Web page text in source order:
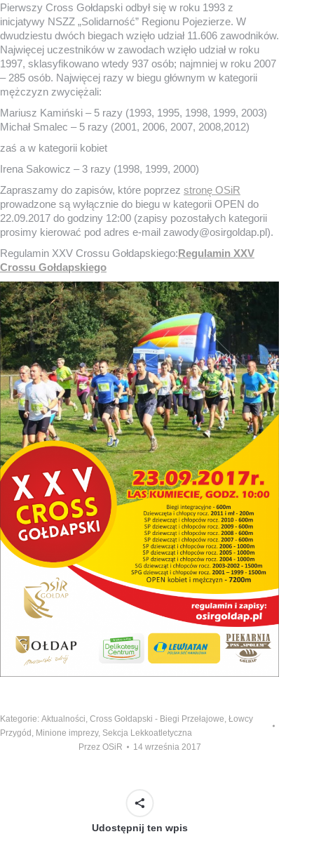
Pierwszy Cross Gołdapski odbył się w roku 1993 z
inicjatywy NSZZ „Solidarność” Regionu Pojezierze. W
dwudziestu dwóch biegach wzięło udział 11.606 zawodników.
Najwięcej uczestników w zawodach wzięło udział w roku
1997, sklasyfikowano wtedy 937 osób; najmniej w roku 2007
– 285 osób. Najwięcej razy w biegu głównym w kategorii
mężczyzn zwyciężali:
Mariusz Kamiński – 5 razy (1993, 1995, 1998, 1999, 2003)
Michał Smalec – 5 razy (2001, 2006, 2007, 2008,2012)
zaś a w kategorii kobiet
Irena Sakowicz – 3 razy (1998, 1999, 2000)
Zapraszamy do zapisów, które poprzez stronę OSiR
prowadzone są wyłącznie do biegu w kategorii OPEN do
22.09.2017 do godziny 12:00 (zapisy pozostałych kategorii
prosimy kierować pod adres e-mail zawody@osirgoldap.pl).
Regulamin XXV Crossu Gołdapskiego:Regulamin XXV
Crossu Gołdapskiego
Kategorie: Aktualności Cross Gołdapski - Biegi Przełajowe Łowcy
Przygód Minione imprezy, Sekcja Lekkoatletyczna
Przez OSiR 14 września 2017
Udostępnij ten wpis